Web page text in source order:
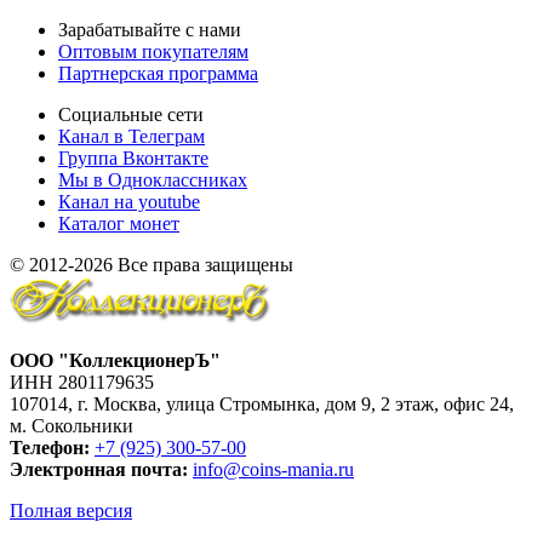
Зарабатывайте с нами
Оптовым покупателям
Партнерская программа
Социальные сети
Канал в Телеграм
Группа Вконтакте
Мы в Одноклассниках
Канал на youtube
Каталог монет
© 2012-2026 Все права защищены
ООО "КоллекционерЪ"
ИНН 2801179635
107014, г. Москва, улица Стромынка, дом 9, 2 этаж, офис 24,
м. Сокольники
Телефон: +7 (925) 300-57-00
Электронная почта: info@coins-mania.ru
Полная версия